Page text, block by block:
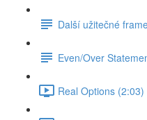
Další užitečné
Even/Over
Real Options (2:03)